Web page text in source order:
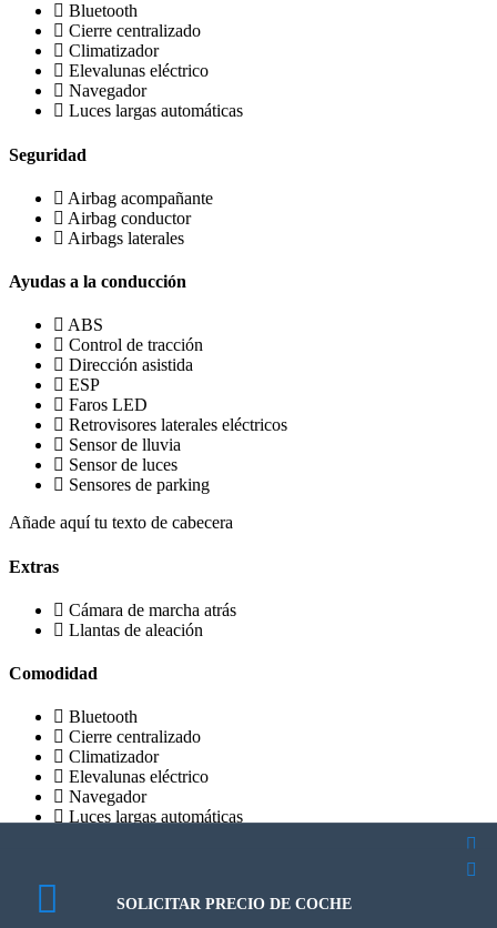
Bluetooth
Cierre centralizado
Climatizador
Elevalunas eléctrico
Navegador
Luces largas automáticas
Seguridad
Airbag acompañante
Airbag conductor
Airbags laterales
Ayudas a la conducción
ABS
Control de tracción
Dirección asistida
ESP
Faros LED
Retrovisores laterales eléctricos
Sensor de lluvia
Sensor de luces
Sensores de parking
Añade aquí tu texto de cabecera
Extras
Cámara de marcha atrás
Llantas de aleación
Comodidad
Bluetooth
Cierre centralizado
Climatizador
Elevalunas eléctrico
Navegador
Luces largas automáticas
Airbag acompañante
Volkswagen Golf 7.5 Advance 1.6 TDI 116
Volkswagen Golf 7.5 Advance 1.6 TDI 116
Volkswagen Golf 7.5 Advance 1.6 TDI 116
SOLICITAR PRECIO DE COCHE